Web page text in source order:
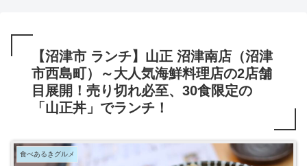
【沼津市 ランチ】山正 沼津南店（沼津
市西島町）～大人気海鮮料理店の2店舗
目展開！売り切れ必至、30食限定の
「山正丼」でランチ！
食べあるきグルメ